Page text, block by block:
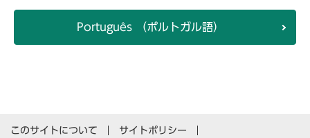
Português （ポルトガル語）
このサイトについて
サイトポリシー